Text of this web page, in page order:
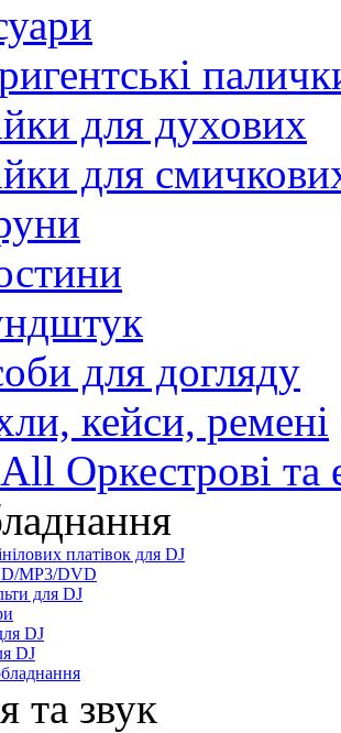
для духових
для
для догляду
кейси, ремені
Оркестрові та
платівок для DJ
MP3/DVD
для DJ
DJ
DJ
та звук